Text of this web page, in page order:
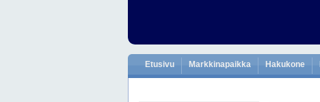
Etusivu Markkinapaikka Hakukone